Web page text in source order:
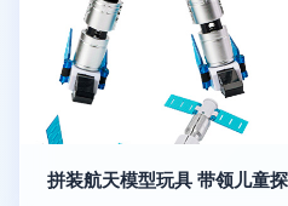
拼装航天模型玩具 带领儿童